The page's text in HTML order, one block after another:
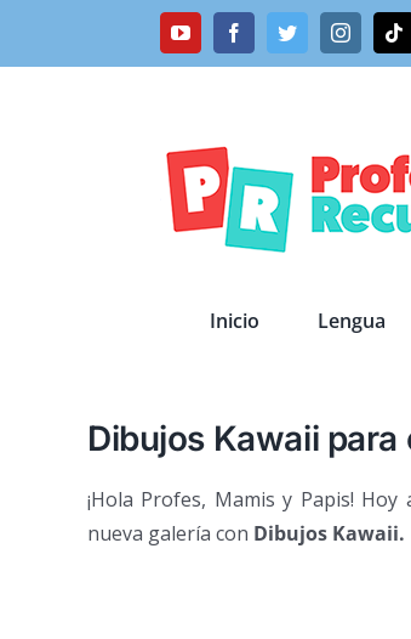
YouTubeFacebookTwitterInstagram
Inicio Lengua
Dibujos Kawaii
¡Hola Profes, Mamis y Papis!
nueva galería con Dibujos Kawaii.